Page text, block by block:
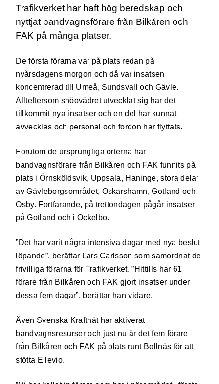
Trafikverket har haft hög beredskap och
nyttjat bandvagnsförare från Bilkåren och
FAK på många platser.
De första förarna var på plats redan på
nyårsdagens morgon och då var insatsen
koncentrerad till Umeå, Sundsvall och Gävle.
Allteftersom snöovädret utvecklat sig har det
tillkommit nya insatser och en del har kunnat
avvecklas och personal och fordon har flyttats.
Förutom de ursprungliga orterna har
bandvagnsförare från Bilkåren och FAK funnits på
plats i Örnsköldsvik, Uppsala, Haninge, stora delar
av Gävleborgsområdet, Oskarshamn, Gotland och
Osby. Fortfarande, på trettondagen pågår insatser
på Gotland och i Ockelbo.
”Det har varit några intensiva dagar med nya beslut
löpande”, berättar Lars Carlsson som samordnat de
frivilliga förarna för Trafikverket. ”Hittills har 61
förare från Bilkåren och FAK gjort insatser under
dessa fem dagar”, berättar han vidare.
Även Svenska Kraftnät har aktiverat
bandvagnsresurser och just nu är det fem förare
från Bilkåren och FAK på plats runt Bollnäs för att
stötta Ellevio.